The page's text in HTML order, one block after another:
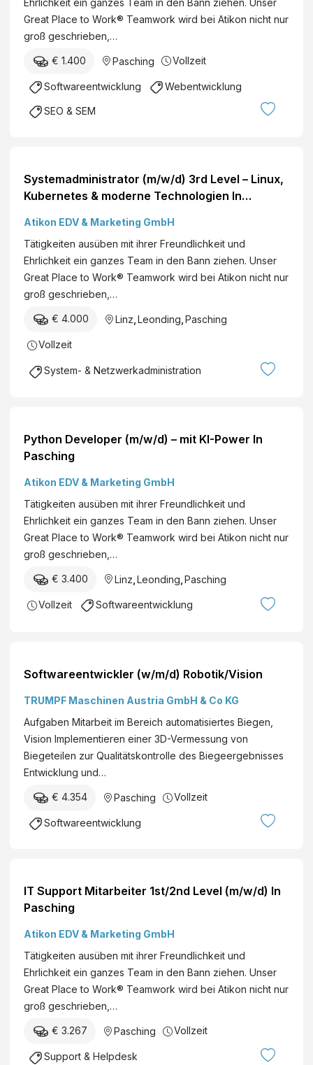
Great Place to Work® Teamwork wird bei Atikon nicht nur
groß geschrieben,…
€ 1.400 Pasching Vollzeit
Softwareentwicklung Webentwicklung
SEO & SEM
Systemadministrator (m/w/d) 3rd Level – Linux,
Kubernetes & moderne Technologien In
Atikon EDV & Marketing GmbH
Tätigkeiten ausüben mit ihrer Freundlichkeit und
Ehrlichkeit ein ganzes Team in den Bann ziehen. Unser
Great Place to Work® Teamwork wird bei Atikon nicht nur
groß geschrieben,…
€ 4.000 Linz Leonding Pasching
Vollzeit
System- & Netzwerkadministration
Python Developer (m/w/d) – mit KI-Power In
Pasching
Atikon EDV & Marketing GmbH
Tätigkeiten ausüben mit ihrer Freundlichkeit und
Ehrlichkeit ein ganzes Team in den Bann ziehen. Unser
Great Place to Work® Teamwork wird bei Atikon nicht nur
groß geschrieben,…
€ 3.400 Linz Leonding Pasching
Vollzeit Softwareentwicklung
Softwareentwickler (w/m/d) Robotik/Vision
TRUMPF Maschinen Austria GmbH & Co KG
Aufgaben Mitarbeit im Bereich automatisiertes Biegen,
Vision Implementieren einer 3D-Vermessung von
Biegeteilen zur Qualitätskontrolle des Biegeergebnisses
Entwicklung und…
€ 4.354 Pasching Vollzeit
Softwareentwicklung
IT Support Mitarbeiter 1st/2nd Level (m/w/d) In
Pasching
Atikon EDV & Marketing GmbH
Tätigkeiten ausüben mit ihrer Freundlichkeit und
Ehrlichkeit ein ganzes Team in den Bann ziehen. Unser
Great Place to Work® Teamwork wird bei Atikon nicht nur
groß geschrieben,…
€ 3.267 Pasching Vollzeit
Support & Helpdesk